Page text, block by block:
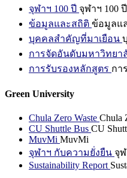
จุฬาฯ 100 ปี จุฬาฯ 100 ปี
ข้อมูลและสถิติ ข้อมูลแ
บุคคลสำคัญที่มาเยือน
การจัดอันดับมหาวิทยา
การรับรองหลักสูตร กา
Green University
Chula Zero Waste Chula
CU Shuttle Bus CU
MuvMi MuvMi
จุฬาฯ กับความยั่งยืน จุ
Sustainability Report